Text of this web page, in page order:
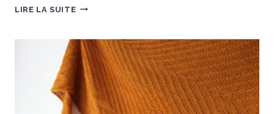
LIRE LA SUITEUZO